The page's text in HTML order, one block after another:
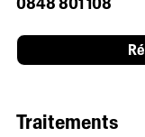
0848 801 108
Traitements